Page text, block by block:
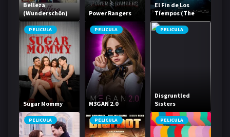
Belleza
(Wunderschön)
Power Rangers
El Fin de Los
Tiempos (The
Happening)
PELICULA
Sugar Mommy
PELICULA
M3GAN 2.0
PELICULA
Disgruntled
Sisters
PELICULA PELICULA PELICULA